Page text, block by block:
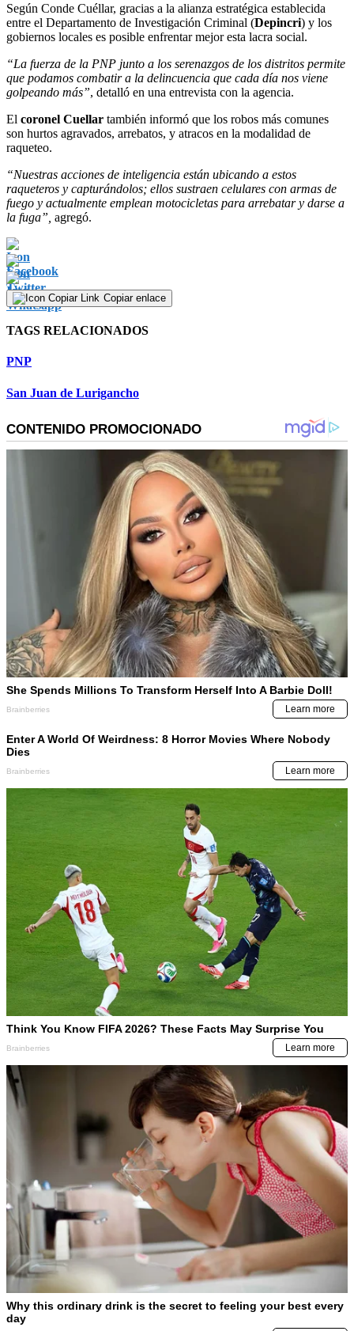
Según Conde Cuéllar, gracias a la alianza estratégica establecida
entre el Departamento de Investigación Criminal (Depincri) y los
gobiernos locales es posible enfrentar mejor esta lacra social.
“La fuerza de la PNP junto a los serenazgos de los distritos permite
que podamos combatir a la delincuencia que cada día nos viene
golpeando más”, detalló en una entrevista con la agencia.
El coronel Cuellar también informó que los robos más comunes
son hurtos agravados, arrebatos, y atracos en la modalidad de
raqueteo.
“Nuestras acciones de inteligencia están ubicando a estos
raqueteros y capturándolos; ellos sustraen celulares con armas de
fuego y actualmente emplean motocicletas para arrebatar y darse a
la fuga”, agregó.
Copiar enlace
TAGS RELACIONADOS
PNP
San Juan de Lurigancho